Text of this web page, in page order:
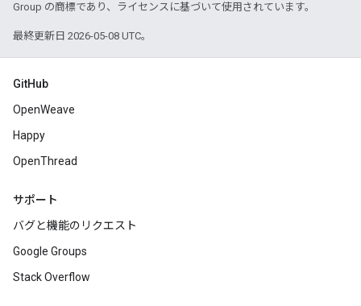
Group の商標であり、ライセンスに基づいて使用されています。
最終更新日 2026-05-08 UTC。
GitHub
OpenWeave
Happy
OpenThread
サポート
バグと機能のリクエスト
Google Groups
Stack Overflow